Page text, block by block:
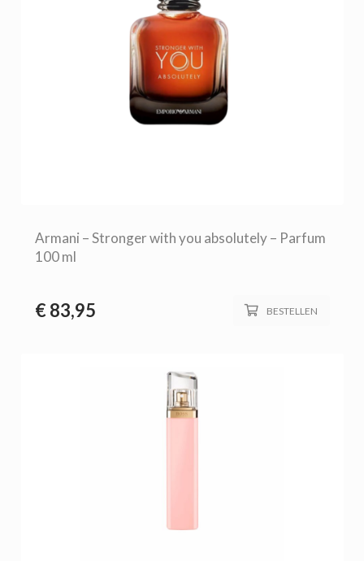
Armani – Stronger with you absolutely – Parfum
100 ml
€83,95 BESTELLEN